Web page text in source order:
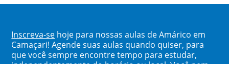
Inscreva-se hoje para nossas aulas de Amárico em
Camaçari! Agende suas aulas quando quiser, para
que você sempre encontre tempo para estudar,